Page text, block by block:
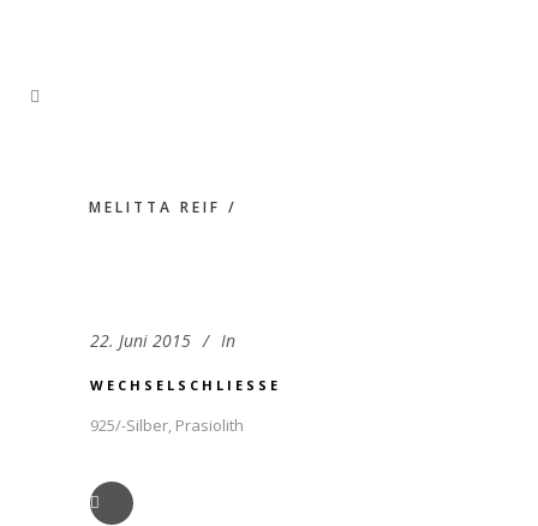
MELITTA REIF /
22. Juni 2015 In
WECHSELSCHLIESSE
925/-Silber, Prasiolith